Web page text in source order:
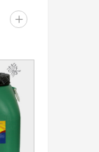
+